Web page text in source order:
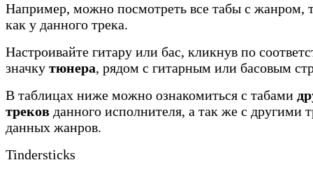
Например, можно посмотреть все табы с жанром,
как у данного трека.
Настроивайте гитару или бас, кликнув по
значку тюнера, рядом с гитарным или басовым
В таблицах ниже можно ознакомиться с табами
треков данного исполнителя, а так же с другими
данных жанров.
Tindersticks